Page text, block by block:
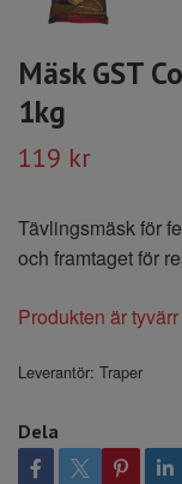
Mäsk GST
1kg
119 kr
Tävlingsmäsk för
och framtaget för
Produkten är
Leverantör: Traper
Dela